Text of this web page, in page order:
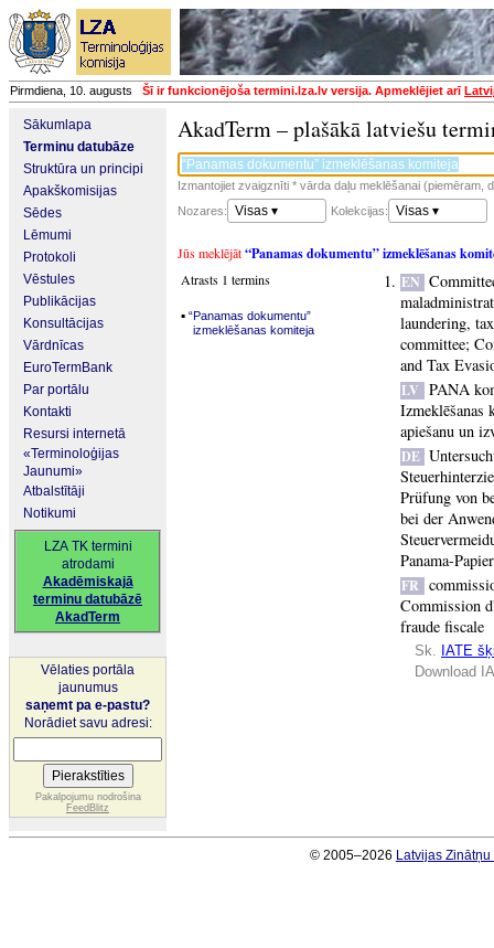
Pirmdiena, 10. augusts Šī ir funkcionējoša termini.lza.lv versija. Apmeklējiet arī
Sākumlapa
Terminu datubāze
Struktūra un principi
Apakškomisijas
Sēdes
Lēmumi
Protokoli
Vēstules
Publikācijas
Konsultācijas
Vārdnīcas
EuroTermBank
Par portālu
Kontakti
Resursi internetā
«Terminoloģijas
Jaunumi»
Atbalstītāji
Notikumi
LZA TK termini
atrodami
Akadēmiskajā
terminu datubāzē
AkadTerm
Vēlaties portāla
jaunumus
saņemt pa e-pastu?
Norādiet savu adresi:
Pakalpojumu nodrošina
FeedBlitz
AkadTerm – plašākā latviešu
Izmantojiet zvaigznīti * vārda daļu meklēšanai (piemēram,
Nozares:
Visas ▾ Kolekcijas: Visas ▾
Jūs meklējāt“Panamas dokumentu” izmeklēšanas
Atrasts 1 termins
▪ “Panamas dokumentu”
izmeklēšanas komiteja
EN
laundering,
committee;
and Tax
LV PANA
Izmeklēšanas
apiešanu un
DE
Prüfung von
bei der
Panama-
FR
Commission
fraude fiscale
Sk. IATE
Download
© 2005–2026 Latvijas